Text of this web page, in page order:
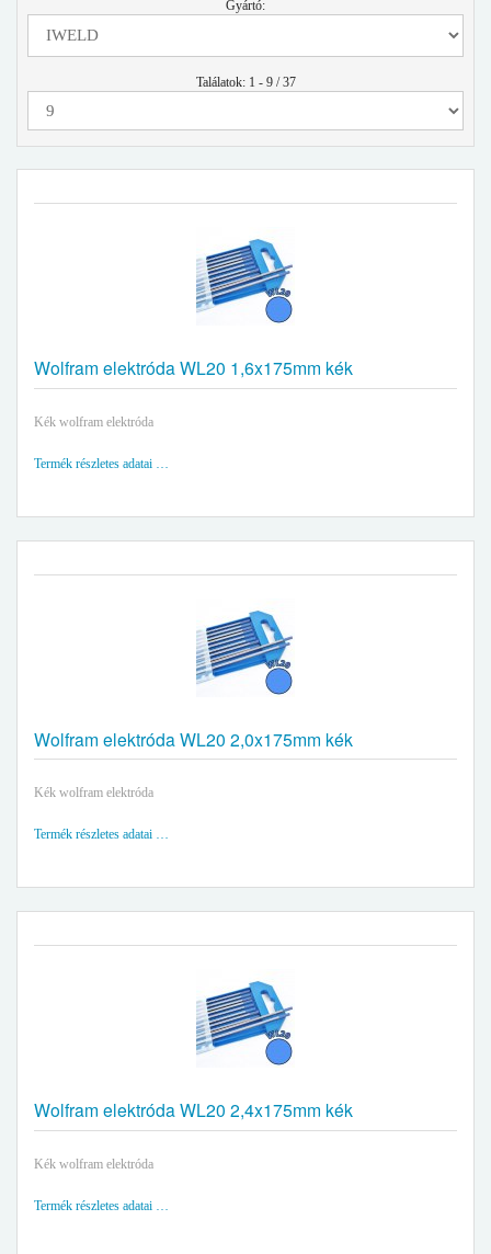
Gyártó:
Találatok: 1 - 9 / 37
Wolfram elektróda WL20 1,6x175mm kék
Kék wolfram elektróda
Termék részletes adatai …
Wolfram elektróda WL20 2,0x175mm kék
Kék wolfram elektróda
Termék részletes adatai …
Wolfram elektróda WL20 2,4x175mm kék
Kék wolfram elektróda
Termék részletes adatai …